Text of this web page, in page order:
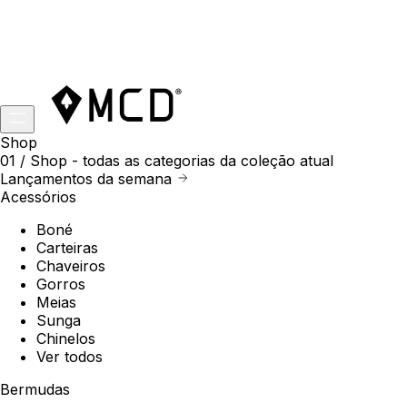
Shop
01 / Shop - todas as categorias da coleção atual
Lançamentos da semana
Acessórios
Boné
Carteiras
Chaveiros
Gorros
Meias
Sunga
Chinelos
Ver todos
Bermudas